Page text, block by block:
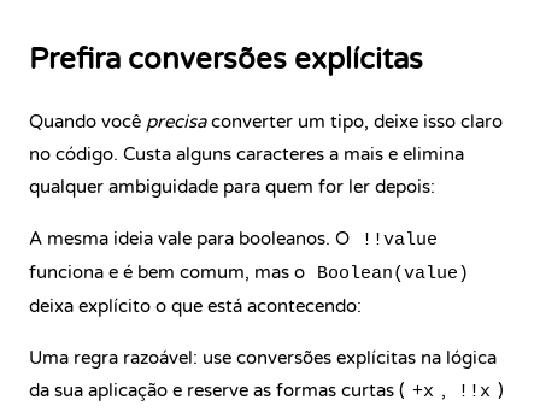
Prefira conversões explícitas
Quando você precisaconverter um tipo, deixe isso claro
no código. Custa alguns caracteres a mais e elimina
qualquer ambiguidade para quem for ler depois:
A mesma ideia vale para booleanos. O !!value
funciona e é bem comum, mas o Boolean(value)
deixa explícito o que está acontecendo:
Uma regra razoável: use conversões explícitas na lógica
da sua aplicação e reserve as formas curtas ( +x , !!x )